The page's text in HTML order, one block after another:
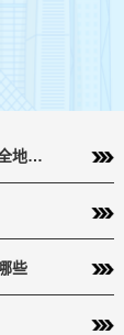
搬家遇到家庭珍贵的钢琴如何更安全地运送
些